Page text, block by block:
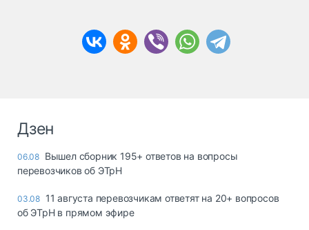
Дзен
06.08 Вышел сборник 195+ ответов на вопросы
перевозчиков об ЭТрН
03.08 11 августа перевозчикам ответят на 20+ вопросов
об ЭТрН в прямом эфире